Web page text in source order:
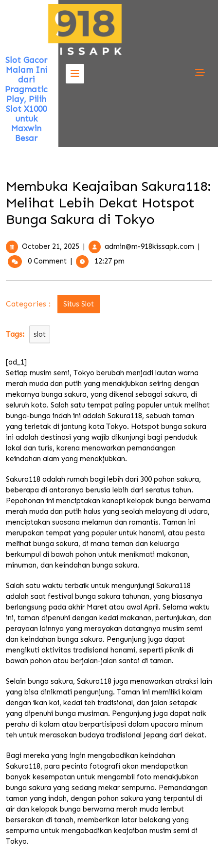
Slot Gacor
Malam Ini
dari
Pragmatic
Play, Pilih
Slot X1000
untuk
Maxwin
Besar
Membuka Keajaiban Sakura118:
Melihat Lebih Dekat Hotspot
Bunga Sakura di Tokyo
October 21, 2025 October
21,
2025
| admin@m-918kissapk.com |
0 Comment | 12:27 pm
Categories : Situs Slot
Tags: slot
[ad_1]
Setiap musim semi, Tokyo berubah menjadi lautan warna
merah muda dan putih yang menakjubkan seiring dengan
mekarnya bunga sakura, yang dikenal sebagai sakura, di
seluruh kota. Salah satu tempat paling populer untuk melihat
bunga-bunga indah ini adalah Sakura118, sebuah taman
yang terletak di jantung kota Tokyo. Hotspot bunga sakura
ini adalah destinasi yang wajib dikunjungi bagi penduduk
lokal dan turis, karena menawarkan pemandangan
keindahan alam yang menakjubkan.
Sakura118 adalah rumah bagi lebih dari 300 pohon sakura,
beberapa di antaranya berusia lebih dari seratus tahun.
Pepohonan ini menciptakan kanopi kelopak bunga berwarna
merah muda dan putih halus yang seolah melayang di udara,
menciptakan suasana melamun dan romantis. Taman ini
merupakan tempat yang populer untuk hanami, atau pesta
melihat bunga sakura, di mana teman dan keluarga
berkumpul di bawah pohon untuk menikmati makanan,
minuman, dan keindahan bunga sakura.
Salah satu waktu terbaik untuk mengunjungi Sakura118
adalah saat festival bunga sakura tahunan, yang biasanya
berlangsung pada akhir Maret atau awal April. Selama waktu
ini, taman dipenuhi dengan kedai makanan, pertunjukan, dan
perayaan lainnya yang merayakan datangnya musim semi
dan keindahan bunga sakura. Pengunjung juga dapat
mengikuti aktivitas tradisional hanami, seperti piknik di
bawah pohon atau berjalan-jalan santai di taman.
Selain bunga sakura, Sakura118 juga menawarkan atraksi lain
yang bisa dinikmati pengunjung. Taman ini memiliki kolam
dengan ikan koi, kedai teh tradisional, dan jalan setapak
yang dipenuhi bunga musiman. Pengunjung juga dapat naik
perahu di kolam atau berpartisipasi dalam upacara minum
teh untuk merasakan budaya tradisional Jepang dari dekat.
Bagi mereka yang ingin mengabadikan keindahan
Sakura118, para pecinta fotografi akan mendapatkan
banyak kesempatan untuk mengambil foto menakjubkan
bunga sakura yang sedang mekar sempurna. Pemandangan
taman yang indah, dengan pohon sakura yang terpantul di
air dan kelopak bunga berwarna merah muda lembut
berserakan di tanah, memberikan latar belakang yang
sempurna untuk mengabadikan keajaiban musim semi di
Tokyo.